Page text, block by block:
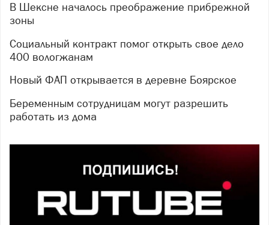
В Шексне началось преображение прибрежной
зоны
Социальный контракт помог открыть свое дело
400 вологжанам
Новый ФАП открывается в деревне Боярское
Беременным сотрудницам могут разрешить
работать из дома